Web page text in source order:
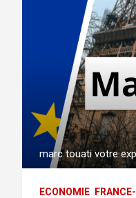
marc touati votre
ECONOMIE